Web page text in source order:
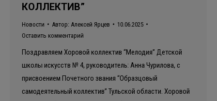
КОЛЛЕКТИВ”
Новости Автор: Алексей Ярцев
10.06.2025
Оставить комментарий
Поздравляем Хоровой коллектив “Мелодия” Детской
школы искусств № 4, руководитель: Анна Чурилова, с
присвоением Почетного звания “Образцовый
самодеятельный коллектив” Тульской области. Хоровой